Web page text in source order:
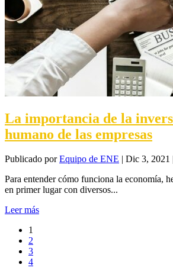
La importancia de la
humano de las empresas
Publicado porEquipo de ENE Dic 3, 2021
Para entender cómo funciona la economía,
en primer lugar con diversos...
Leer más
1
2
3
4